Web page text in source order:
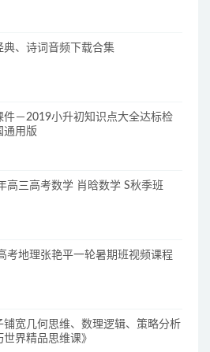
典、诗词音频下载合集
件－2019小升初知识点大全达标检
通用版
高三高考数学 肖晗数学 S秋季班
考地理张艳平一轮暑期班视频课程
铺宽几何思维、数理逻辑、策略分析
世界精品思维课》